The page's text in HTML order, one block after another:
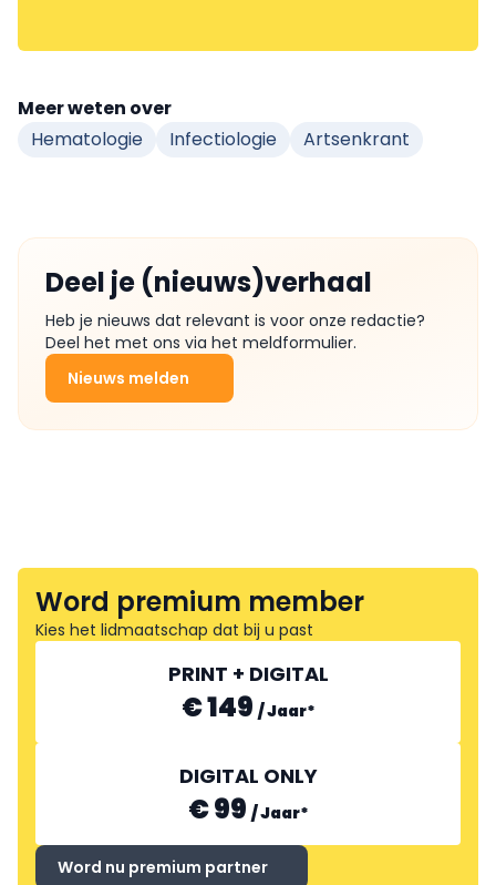
Meer weten over
Hematologie
Infectiologie Artsenkrant
Deel je (nieuws)verhaal
Heb je nieuws dat relevant is voor onze redactie?
Deel het met ons via het meldformulier.
Nieuws melden
Word premium member
Kies het lidmaatschap dat bij u past
PRINT + DIGITAL
€ 149 /Jaar*
DIGITAL ONLY
€ 99 /Jaar*
Word nu premium partner